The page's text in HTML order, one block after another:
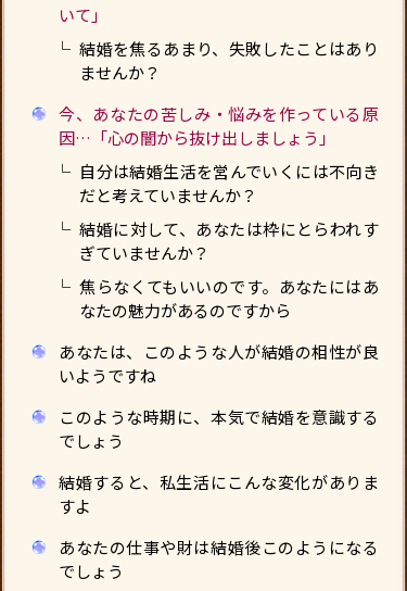
いて」
結婚を焦るあまり、失敗したことはあり
ませんか？
今、あなたの苦しみ・悩みを作っている原
因…「心の闇から抜け出しましょう」
自分は結婚生活を営んでいくには不向き
だと考えていませんか？
結婚に対して、あなたは枠にとらわれす
ぎていませんか？
焦らなくてもいいのです。あなたにはあ
なたの魅力があるのですから
あなたは、このような人が結婚の相性が良
いようですね
このような時期に、本気で結婚を意識する
でしょう
結婚すると、私生活にこんな変化がありま
すよ
あなたの仕事や財は結婚後このようになる
でしょう